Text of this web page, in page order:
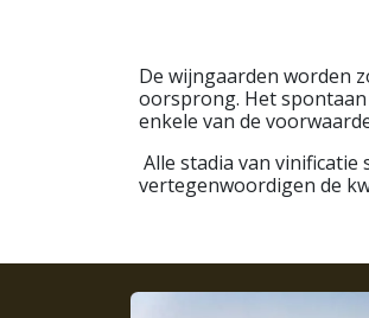
De wijngaarden worden
oorsprong. Het
enkele van de
Alle stadia van
vertegenwoordigen de